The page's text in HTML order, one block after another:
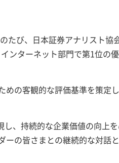
たび、日本証券アナリスト協
ンターネット部門で第1位の
めの客観的な評価基準を策定
、持続的な企業価値の向上
ーの皆さまとの継続的な対話